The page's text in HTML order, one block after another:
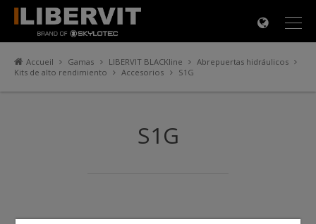
Accueil Gamas LIBERVIT BLACKline
Abrepuertas hidráulicos
Kits de alto rendimiento
Accesorios S1G
S1G
×